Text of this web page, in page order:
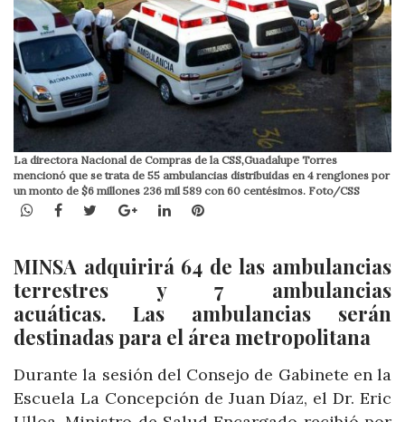
La directora Nacional de Compras de la CSS,Guadalupe Torres
mencionó que se trata de 55 ambulancias distribuidas en 4 renglones por
un monto de $6 millones 236 mil 589 con 60 centésimos. Foto/CSS
WhatsApp
Facebook
TwitterGoogle+LinkedInPinterest
MINSA adquirirá 64 de las ambulancias
terrestres y 7 ambulancias
acuáticas. Las ambulancias serán
destinadas para el área metropolitana
Durante la sesión del Consejo de Gabinete en la
Escuela La Concepción de Juan Díaz, el Dr. Eric